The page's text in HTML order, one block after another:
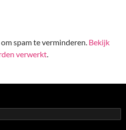
spam te verminderen. Bekijk
verwerkt.